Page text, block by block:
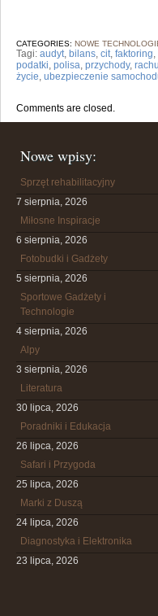
CATEGORIES: NOWE
Tagi: audyt, bilans, cit, faktoring,
podatki, polisa, przychody,
życie, ubezpieczenie
Comments are closed.
Nowe wpisy:
Sprzęt rehabilitacyjny
7 sierpnia, 2026
Miłosne Inspiracje
6 sierpnia, 2026
Fotobudki i Gadżety
5 sierpnia, 2026
Sportowe Gadżety i
Technologie
4 sierpnia, 2026
Alpy
3 sierpnia, 2026
Literatura
30 lipca, 2026
Poradniki i Edukacja
26 lipca, 2026
Safari i Przygoda
25 lipca, 2026
Marki z Duszą
24 lipca, 2026
Diagnostyka i Elektronika
23 lipca, 2026